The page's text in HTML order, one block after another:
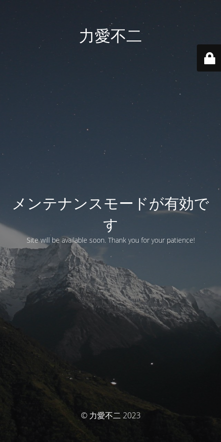
力愛不二
メンテナンスモードが有効で
す
Site will be available soon. Thank you for your patience!
© 力愛不二 2023